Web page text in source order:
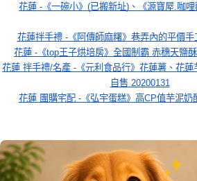
花蓮 -《一碗小》(已搬新址)、《源寶屋.咖
花蓮拌手禮 -《阿傳師麻糬》巷弄內的平價手
花蓮 -《top王子烘培房》全國制霸 赤穗天鹽
花蓮 拌手禮/名產 -《元利食品行》花蓮薯、花
自售 20200131
花蓮 團購宅配 -《弘宇蛋糕》高CP值芋泥奶